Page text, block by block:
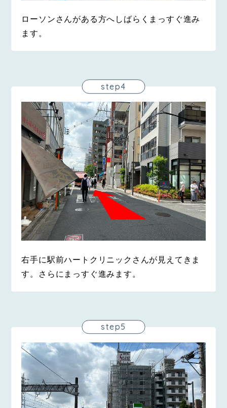
ローソンさんがある方へしばらくまっすぐ進み
ます。
step4
右手に駅前ハートクリニックさんが見えてきま
す。さらにまっすぐ進みます。
step5